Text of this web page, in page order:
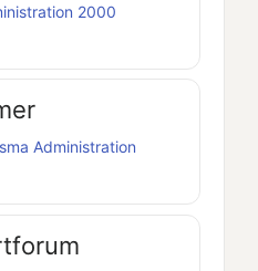
2000
Administration